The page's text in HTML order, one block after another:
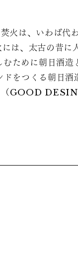
火は、いわば代
は、太古の昔に
むために朝日酒
ドをつくる朝日
（GOOD